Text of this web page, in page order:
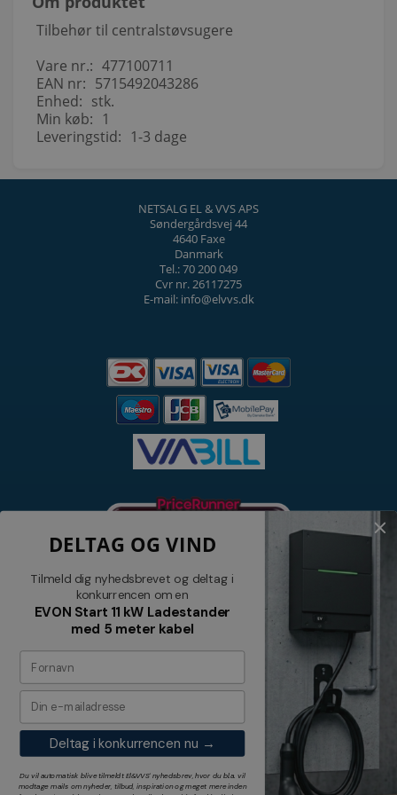
Tilbehør til centralstøvsugere
Vare nr.: 477100711
EAN nr: 5715492043286
Enhed: stk.
Min køb: 1
Leveringstid: 1-3 dage
NETSALG EL & VVS APS
Søndergårdsvej 44
4640 Faxe
Danmark
Tel.: 70 200 049
Cvr nr. 26117275
E-mail: info@elvvs.dk
Nyhedsbrev
Tilmeld dig vores nyhedsbrev og
modtag relevante tilbud og nyheder
Tilmeld
DELTAG OG VIND
Tilmeld dig nyhedsbrevet og deltag i
konkurrencen om en
EVON Start 11 kW Ladestander
med 5 meter kabel
Deltag i konkurrencen nu →
Du vil automatisk blive tilmeldt El&VVS' nyhedsbrev, hvor du bl.a. vil
modtage mails om nyheder, tilbud, inspiration og meget mere inden